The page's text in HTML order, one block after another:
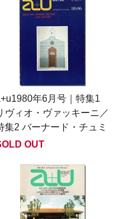
年6月号｜特集1
ヴィオ・ヴァッキーニ／
集2 バーナード・チュミ
OUT